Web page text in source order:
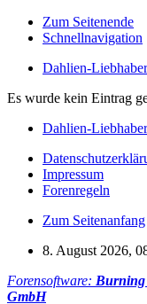
Zum Seitenende
Schnellnavigation
Dahlien-Liebhaber
Es wurde kein Eintrag
Dahlien-Liebhaber
Impressum
Forenregeln
Zum Seitenanfang
8. August 2026,
Forensoftware:
GmbH